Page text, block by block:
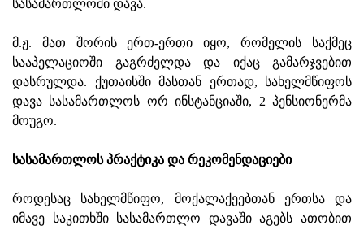
სასამართლოში დავა.
მ.ჟ. მათ შორის ერთ-ერთი იყო, რომელის საქმეც
სააპელაციოში გაგრძელდა და იქაც გამარჯვებით
დასრულდა. ქუთაისში მასთან ერთად, სახელმწიფოს
დავა სასამართლოს ორ ინსტანციაში, 2 პენსიონერმა
მოუგო.
სასამართლოს პრაქტიკა და რეკომენდაციები
როდესაც სახელმწიფო, მოქალაქეებთან ერთსა და
იმავე საკითხში სასამართლო დავაში აგებს ათობით